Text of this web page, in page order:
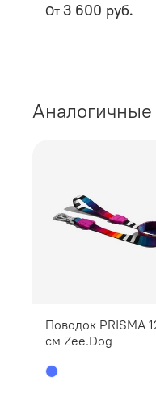
От 3 600 руб.
Аналогичные
Поводок PRISMA
см Zee.Dog